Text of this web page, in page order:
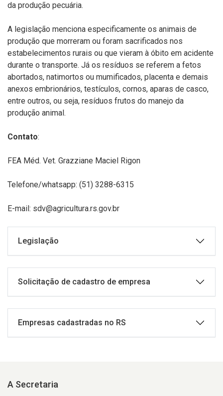
da produção pecuária.
A legislação menciona especificamente os animais de
produção que morreram ou foram sacrificados nos
estabelecimentos rurais ou que vieram à óbito em acidente
durante o transporte. Já os resíduos se referem a fetos
abortados, natimortos ou mumificados, placenta e demais
anexos embrionários, testículos, cornos, aparas de casco,
entre outros, ou seja, resíduos frutos do manejo da
produção animal.
Contato:
FEA Méd. Vet. Grazziane Maciel Rigon
Telefone/whatsapp: (51) 3288-6315
E-mail: sdv@agricultura.rs.gov.br
Legislação
Solicitação de cadastro de empresa
Empresas cadastradas no RS
A Secretaria